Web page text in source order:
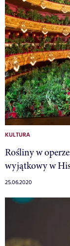
KULTURA
Rośliny w
wyjątkowy w
25.06.2020